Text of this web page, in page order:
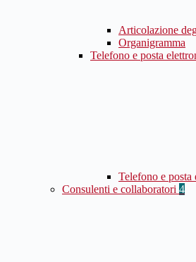
Articolazione
Organigramma
Telefono e posta
Telefono e posta
Consulenti e collaboratori 4